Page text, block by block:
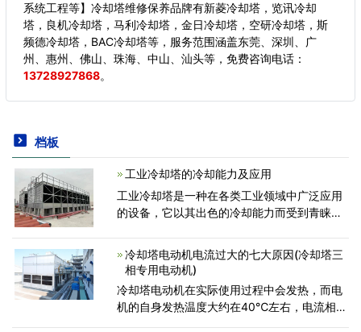
系统工程等】冷却塔维修保养品牌有新菱冷却塔，览讯冷却
塔，良机冷却塔，马利冷却塔，金日冷却塔，空研冷却塔，斯
频德冷却塔，BAC冷却塔等，服务范围涵盖东莞、深圳、广
州、惠州、佛山、珠海、中山、汕头等， 免费咨询电话：
13728927868。
档板
工业冷却塔的冷却能力及应用
工业冷却塔是一种在各类工业领域中广泛应用
的设备，它以其出色的冷却能力而受到青睐。
用。工业冷却塔的冷却能力是通过热量交换原
理实现的。当
冷却塔电动机电流过大的七大原因(冷却塔三
相专用电动机)
冷却塔电动机在实际使用过程中会发热，而电
机的自身发热温度大约在40℃左右，电流相对